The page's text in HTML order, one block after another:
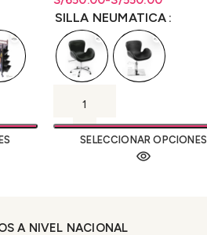
S/550.00 hasta S/650.00
S/550.00hastaS/650.00
SILLA NEUMATICA
SELECCIONAR OPCIONES
A NIVEL NACIONAL